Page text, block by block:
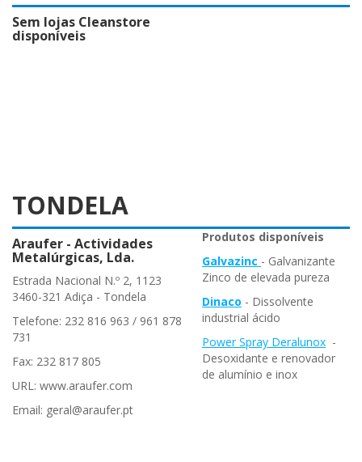
Sem lojas Cleanstore
disponíveis
TONDELA
Araufer - Actividades
Metalúrgicas, Lda.
Estrada Nacional N.º 2, 1123
3460-321 Adiça - Tondela
Telefone: 232 816 963 / 961 878
731
Fax: 232 817 805
URL: www.araufer.com
Email: geral@araufer.pt
Produtos disponíveis
Galvazinc - Galvanizante
Zinco de elevada pureza
Dinaco - Dissolvente
industrial ácido
Power Spray Deralunox -
Desoxidante e renovador
de alumínio e inox